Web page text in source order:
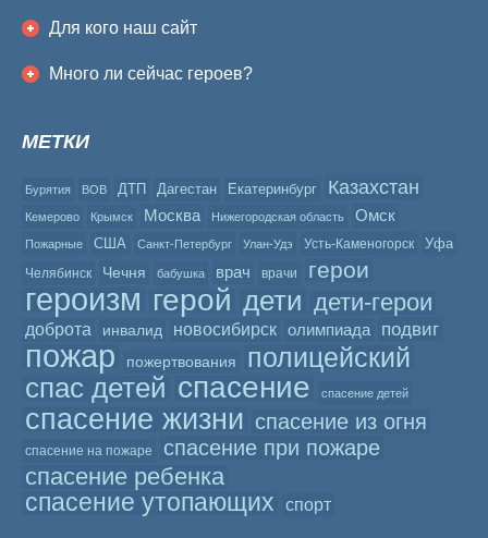
Для кого наш сайт
Много ли сейчас героев?
МЕТКИ
Бурятия ВОВ ДТП Дагестан Екатеринбург Казахстан
Кемерово Крымск Москва Нижегородская область Омск
Пожарные США Санкт-Петербург Улан-Удэ Усть-Каменогорск Уфа
Челябинск Чечня бабушка врач врачи герои
героизм герой дети дети-герои
доброта инвалид новосибирск олимпиада подвиг
пожар пожертвования
полицейский
спас детей спасение спасение детей
спасение жизни спасение из огня
спасение на пожаре спасение при пожаре
спасение ребенка
спасение утопающих
спорт